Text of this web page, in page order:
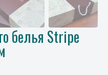
белья Stripe